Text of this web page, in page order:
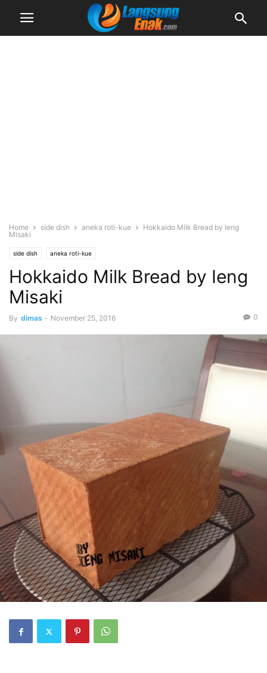
Home side dish aneka roti-kue
Hokkaido Milk Bread by Ieng
Misaki
side dish aneka roti-kue
Hokkaido Milk Bread by Ieng
Misaki
By dimas - November 25, 2016 0